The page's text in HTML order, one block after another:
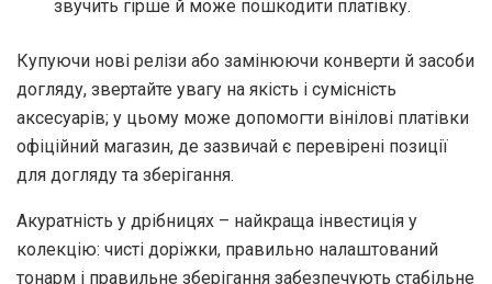
звучить гірше й може пошкодити платівку.
Купуючи нові релізи або замінюючи конверти й засоби
догляду, звертайте увагу на якість і сумісність
аксесуарів; у цьому може допомогти вінілові платівки
офіційний магазин, де зазвичай є перевірені позиції
для догляду та зберігання.
Акуратність у дрібницях – найкраща інвестиція у
колекцію: чисті доріжки, правильно налаштований
тонарм і правильне зберігання забезпечують стабільне